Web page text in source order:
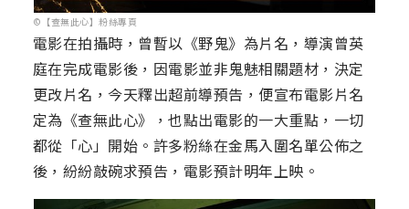
©【查無此心】粉絲專頁
電影在拍攝時，曾暫以《野鬼》為片名，導演曾英
庭在完成電影後，因電影並非鬼魅相關題材，決定
更改片名，今天釋出超前導預告，便宣布電影片名
定為《查無此心》，也點出電影的一大重點，一切
都從「心」開始。許多粉絲在金馬入圍名單公佈之
後，紛紛敲碗求預告，電影預計明年上映。